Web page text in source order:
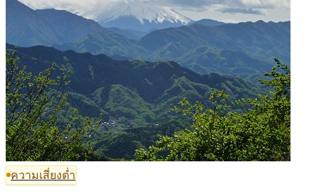
ความเสี่ยงต่ำ